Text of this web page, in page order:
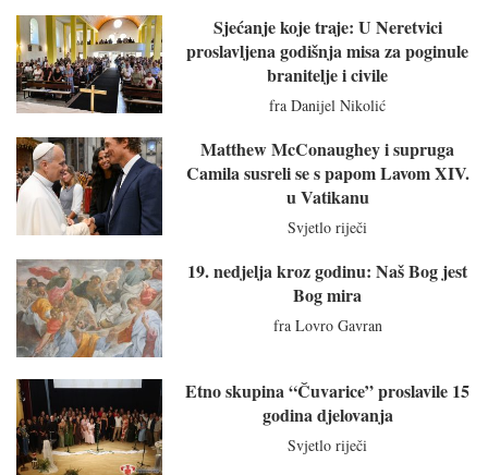
Sjećanje koje traje: U Neretvici
proslavljena godišnja misa za poginule
branitelje i civile
fra Danijel Nikolić
Matthew McConaughey i supruga
Camila susreli se s papom Lavom XIV.
u Vatikanu
Svjetlo riječi
19. nedjelja kroz godinu: Naš Bog jest
Bog mira
fra Lovro Gavran
Etno skupina “Čuvarice” proslavile 15
godina djelovanja
Svjetlo riječi